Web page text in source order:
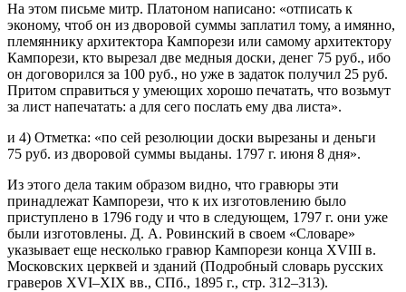
На этом письме митр. Платоном написано: «отписать к
эконому, чтоб он из дворовой суммы заплатил тому, а имянно,
племяннику архитектора Кампорези или самому архитектору
Кампорези, кто вырезал две медныя доски, денег 75 руб., ибо
он договорился за 100 руб., но уже в задаток получил 25 руб.
Притом справиться у умеющих хорошо печатать, что возьмут
за лист напечатать: а для сего послать ему два листа».
и 4) Отметка: «по сей резолюции доски вырезаны и деньги
75 руб. из дворовой суммы выданы. 1797 г. июня 8 дня».
Из этого дела таким образом видно, что гравюры эти
принадлежат Кампорези, что к их изготовлению было
приступлено в 1796 году и что в следующем, 1797 г. они уже
были изготовлены. Д. А. Ровинский в своем «Словаре»
указывает еще несколько гравюр Кампорези конца XVIII в.
Московских церквей и зданий (Подробный словарь русских
граверов XVI–XIX вв., СПб., 1895 г., стр. 312–313).